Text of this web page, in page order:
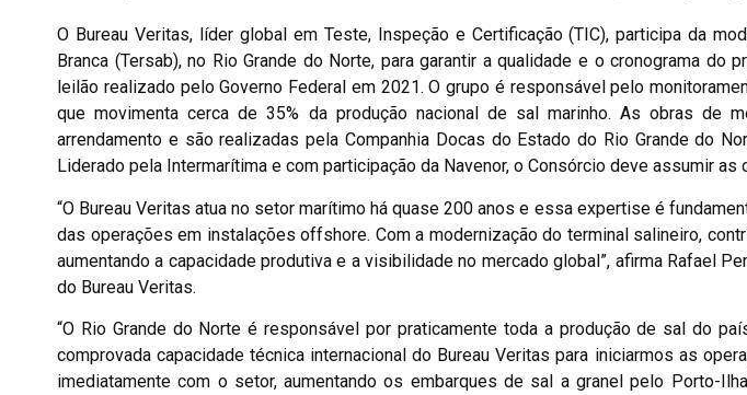
O Bureau Veritas, líder global em Teste, Inspeção e Certificação (TIC), participa da
Branca (Tersab), no Rio Grande do Norte, para garantir a qualidade e o cronograma do
leilão realizado pelo Governo Federal em 2021. O grupo é responsável pelo
que movimenta cerca de 35% da produção nacional de sal marinho. As obras de
arrendamento e são realizadas pela Companhia Docas do Estado do Rio Grande do
Liderado pela Intermarítima e com participação da Navenor, o Consórcio deve assumir as
“O Bureau Veritas atua no setor marítimo há quase 200 anos e essa expertise é
das operações em instalações offshore. Com a modernização do terminal salineiro,
aumentando a capacidade produtiva e a visibilidade no mercado global”, afirma Rafael
do Bureau Veritas.
“O Rio Grande do Norte é responsável por praticamente toda a produção de sal do
comprovada capacidade técnica internacional do Bureau Veritas para iniciarmos as
imediatamente com o setor, aumentando os embarques de sal a granel pelo Porto-